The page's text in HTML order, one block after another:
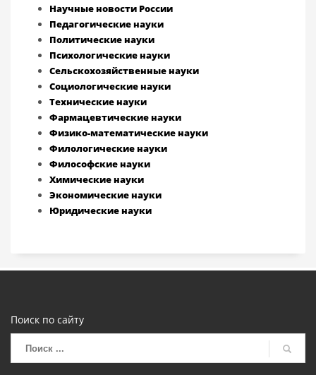
Научные новости России
Педагогические науки
Политические науки
Психологические науки
Сельскохозяйственные науки
Социологические науки
Технические науки
Фармацевтические науки
Физико-математические науки
Филологические науки
Философские науки
Химические науки
Экономические науки
Юридические науки
Поиск по сайту